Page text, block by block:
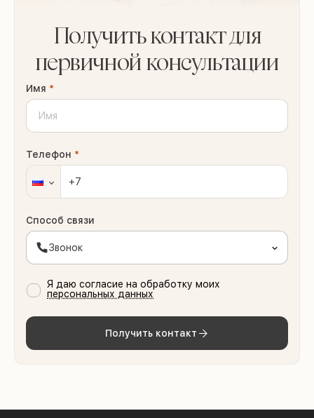
Получить контакт для
первичной консультации
Имя *
Телефон *
Способ связи
Звонок
Я даю согласие на обработку моих
персональных данных
Получить контакт